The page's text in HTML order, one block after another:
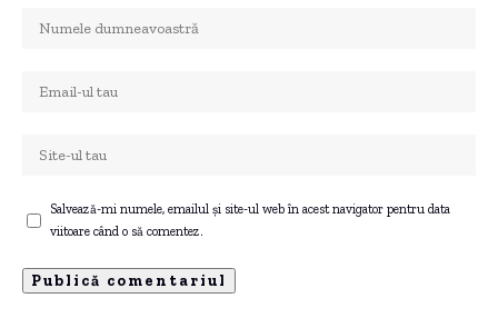
Salvează-mi numele, emailul și site-ul web în acest navigator pentru data
viitoare când o să comentez.